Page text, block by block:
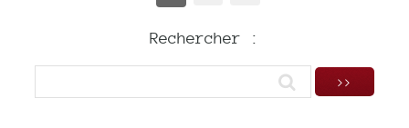
Rechercher :